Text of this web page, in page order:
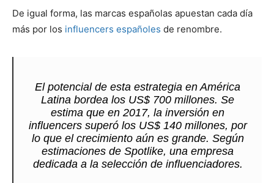
De igual forma, las marcas españolas apuestan cada día
más por los influencers españoles de renombre.
El potencial de esta estrategia en América
Latina bordea los US$ 700 millones. Se
estima que en 2017, la inversión en
influencers superó los US$ 140 millones, por
lo que el crecimiento aún es grande. Según
estimaciones de Spotlike, una empresa
dedicada a la selección de influenciadores.